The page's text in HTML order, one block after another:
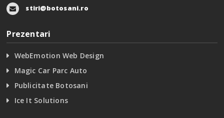
stiri@botosani.ro
Prezentari
WebEmotion Web Design
Magic Car Parc Auto
Publicitate Botosani
Ice It Solutions